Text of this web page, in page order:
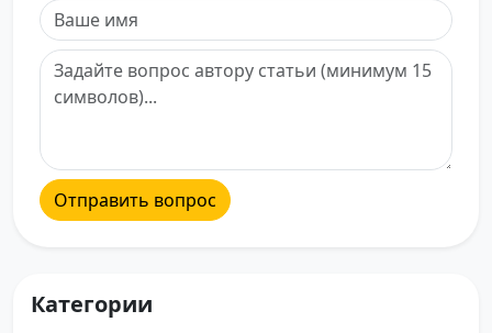
Отправить вопрос
Категории